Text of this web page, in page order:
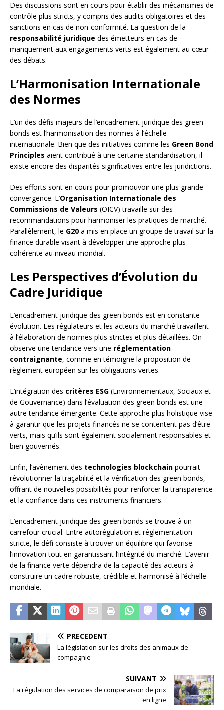
Des discussions sont en cours pour établir des mécanismes de
contrôle plus stricts, y compris des audits obligatoires et des
sanctions en cas de non-conformité. La question de la
responsabilité juridique des émetteurs en cas de
manquement aux engagements verts est également au cœur
des débats.
L’Harmonisation Internationale
des Normes
L’un des défis majeurs de l’encadrement juridique des green
bonds est l’harmonisation des normes à l’échelle
internationale. Bien que des initiatives comme les Green Bond
Principles aient contribué à une certaine standardisation, il
existe encore des disparités significatives entre les juridictions.
Des efforts sont en cours pour promouvoir une plus grande
convergence. L’Organisation Internationale des
Commissions de Valeurs (OICV) travaille sur des
recommandations pour harmoniser les pratiques de marché.
Parallèlement, le G20 a mis en place un groupe de travail sur la
finance durable visant à développer une approche plus
cohérente au niveau mondial.
Les Perspectives d’Évolution du
Cadre Juridique
L’encadrement juridique des green bonds est en constante
évolution. Les régulateurs et les acteurs du marché travaillent
à l’élaboration de normes plus strictes et plus détaillées. On
observe une tendance vers une réglementation
contraignante, comme en témoigne la proposition de
règlement européen sur les obligations vertes.
L’intégration des critères ESG (Environnementaux, Sociaux et
de Gouvernance) dans l’évaluation des green bonds est une
autre tendance émergente. Cette approche plus holistique vise
à garantir que les projets financés ne se contentent pas d’être
verts, mais qu’ils sont également socialement responsables et
bien gouvernés.
Enfin, l’avènement des technologies blockchain pourrait
révolutionner la traçabilité et la vérification des green bonds,
offrant de nouvelles possibilités pour renforcer la transparence
et la confiance dans ces instruments financiers.
L’encadrement juridique des green bonds se trouve à un
carrefour crucial. Entre autorégulation et réglementation
stricte, le défi consiste à trouver un équilibre qui favorise
l’innovation tout en garantissant l’intégrité du marché. L’avenir
de la finance verte dépendra de la capacité des acteurs à
construire un cadre robuste, crédible et harmonisé à l’échelle
mondiale.
PRÉCÉDENT
La législation sur les droits des animaux de
compagnie
SUIVANT
La régulation des services de comparaison de prix
en ligne